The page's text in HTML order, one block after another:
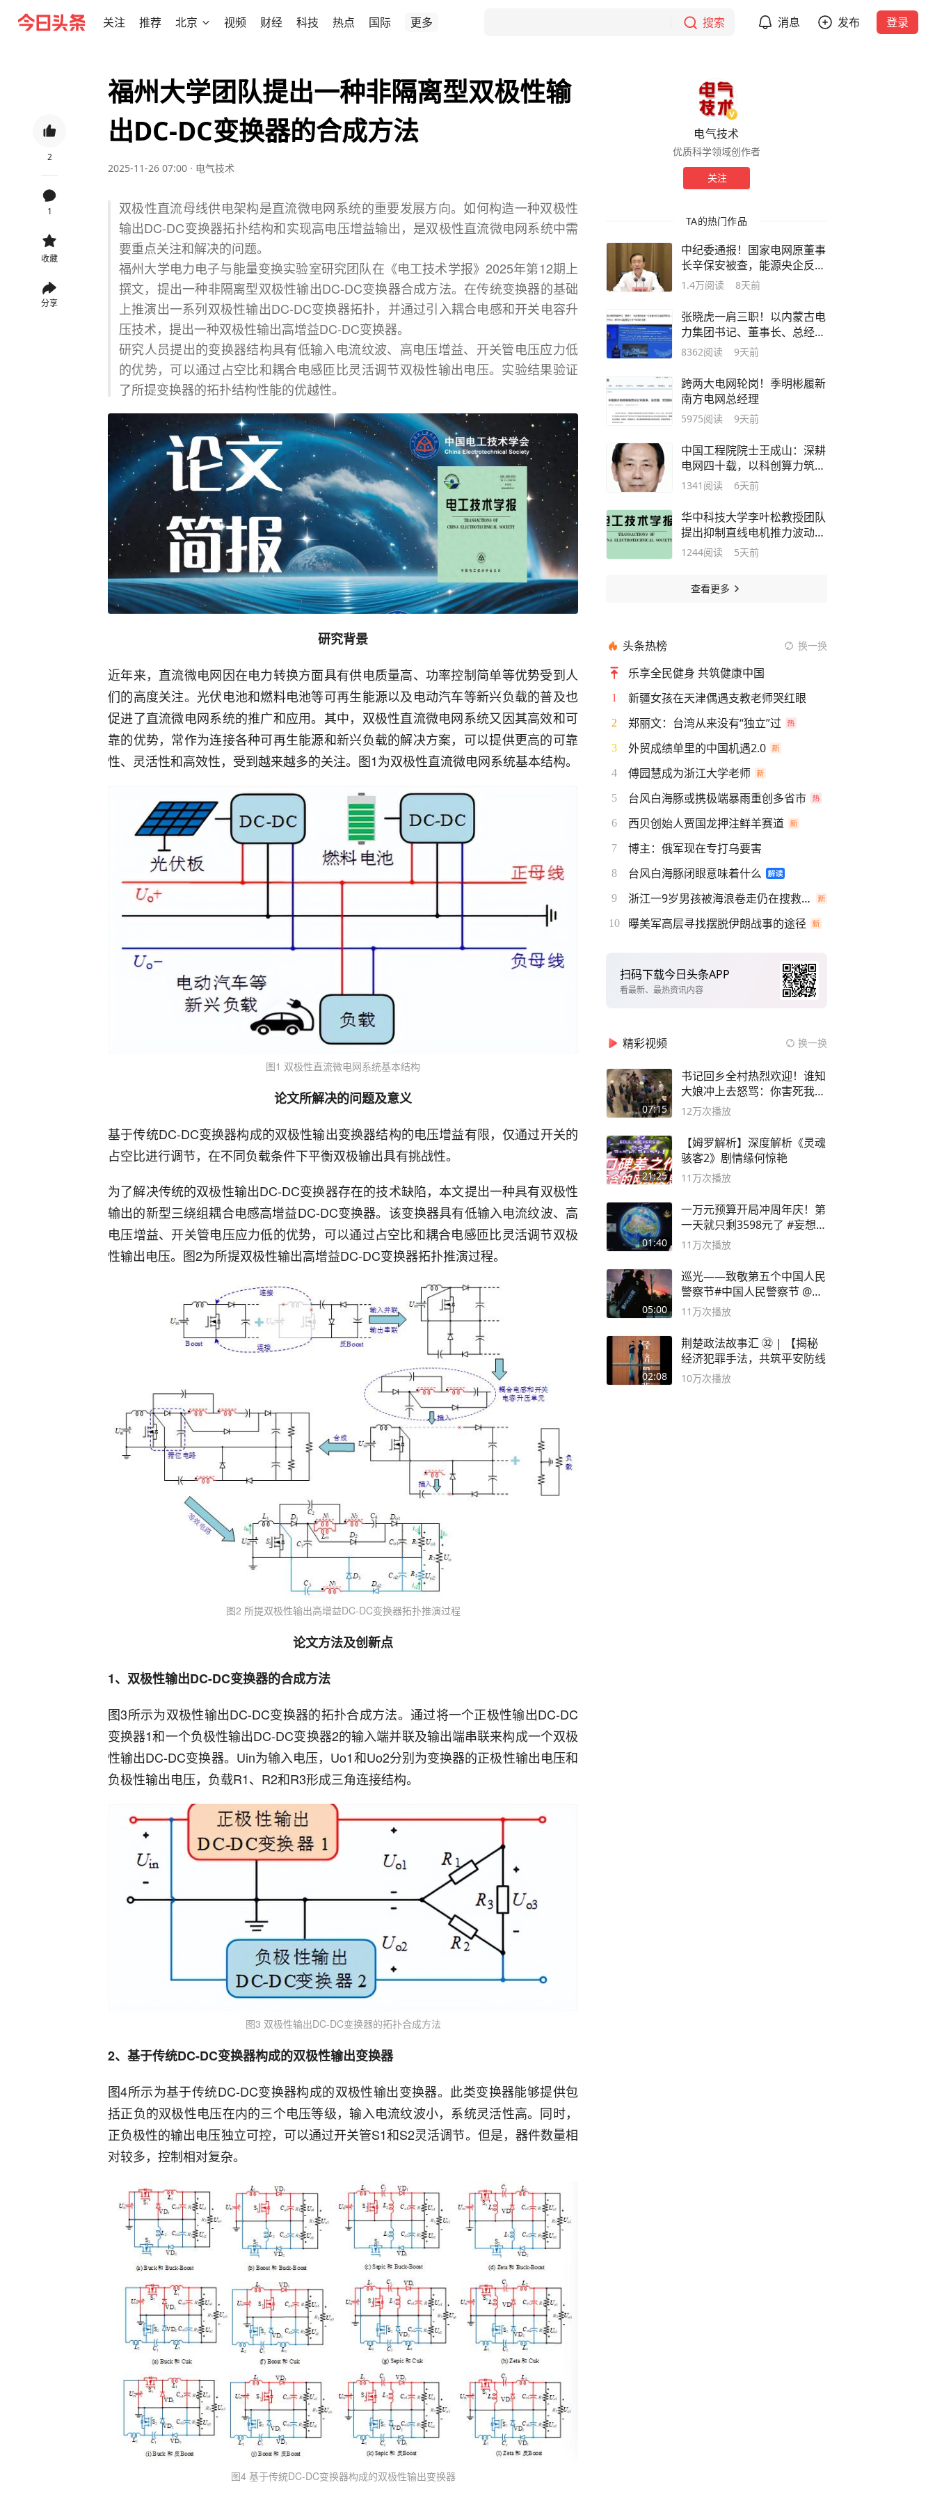
关注 推荐 北京 视频 财经 科技 热点 国际 更多 搜索 消息 发布 登录
2
1
收藏
分享
福州大学团队提出一种非隔离型双极性输
出DC-DC变换器的合成方法
2025-11-26 07:00 · 电气技术
双极性直流母线供电架构是直流微电网系统的重要发展方向。如何构造一种双极性
输出DC-DC变换器拓扑结构和实现高电压增益输出，是双极性直流微电网系统中需
要重点关注和解决的问题。
福州大学电力电子与能量变换实验室研究团队在《电工技术学报》2025年第12期上
撰文，提出一种非隔离型双极性输出DC-DC变换器合成方法。在传统变换器的基础
上推演出一系列双极性输出DC-DC变换器拓扑，并通过引入耦合电感和开关电容升
压技术，提出一种双极性输出高增益DC-DC变换器。
研究人员提出的变换器结构具有低输入电流纹波、高电压增益、开关管电压应力低
的优势，可以通过占空比和耦合电感匝比灵活调节双极性输出电压。实验结果验证
了所提变换器的拓扑结构性能的优越性。
研究背景
近年来，直流微电网因在电力转换方面具有供电质量高、功率控制简单等优势受到人
们的高度关注。光伏电池和燃料电池等可再生能源以及电动汽车等新兴负载的普及也
促进了直流微电网系统的推广和应用。其中，双极性直流微电网系统又因其高效和可
靠的优势，常作为连接各种可再生能源和新兴负载的解决方案，可以提供更高的可靠
性、灵活性和高效性，受到越来越多的关注。图1为双极性直流微电网系统基本结构。
图1 双极性直流微电网系统基本结构
论文所解决的问题及意义
基于传统DC-DC变换器构成的双极性输出变换器结构的电压增益有限，仅通过开关的
占空比进行调节，在不同负载条件下平衡双极输出具有挑战性。
为了解决传统的双极性输出DC-DC变换器存在的技术缺陷，本文提出一种具有双极性
输出的新型三绕组耦合电感高增益DC-DC变换器。该变换器具有低输入电流纹波、高
电压增益、开关管电压应力低的优势，可以通过占空比和耦合电感匝比灵活调节双极
性输出电压。图2为所提双极性输出高增益DC-DC变换器拓扑推演过程。
图2 所提双极性输出高增益DC-DC变换器拓扑推演过程
论文方法及创新点
1、双极性输出DC-DC变换器的合成方法
图3所示为双极性输出DC-DC变换器的拓扑合成方法。通过将一个正极性输出DC-DC
变换器1和一个负极性输出DC-DC变换器2的输入端并联及输出端串联来构成一个双极
性输出DC-DC变换器。Uin为输入电压，Uo1和Uo2分别为变换器的正极性输出电压和
负极性输出电压，负载R1、R2和R3形成三角连接结构。
图3 双极性输出DC-DC变换器的拓扑合成方法
2、基于传统DC-DC变换器构成的双极性输出变换器
图4所示为基于传统DC-DC变换器构成的双极性输出变换器。此类变换器能够提供包
括正负的双极性电压在内的三个电压等级，输入电流纹波小，系统灵活性高。同时，
正负极性的输出电压独立可控，可以通过开关管S1和S2灵活调节。但是，器件数量相
对较多，控制相对复杂。
图4 基于传统DC-DC变换器构成的双极性输出变换器
电气技术
优质科学领域创作者
关注
TA的热门作品
中纪委通报！国家电网原董事
长辛保安被查，能源央企反腐
直击顶层
1.4万阅读 8天前
张晓虎一肩三职！以内蒙古电
力集团书记、董事长、总经理
身份出访
8362阅读 9天前
跨两大电网轮岗！季明彬履新
南方电网总经理
5975阅读 9天前
中国工程院院士王成山：深耕
电网四十载，以科创算力筑牢
电力根基
1341 阅读 6天前
华中科技大学李叶松教授团队
提出抑制直线电机推力波动的
新方法
1244阅读 5天前
查看更多
头条热榜 换一换
乐享全民健身 共筑健康中国
1 新疆女孩在天津偶遇支教老师哭红眼
2 郑丽文：台湾从来没有“独立”过
3 外贸成绩单里的中国机遇2.0
4 傅园慧成为浙江大学老师
5 台风白海豚或携极端暴雨重创多省市
6 西贝创始人贾国龙押注鲜羊赛道
7 博主：俄军现在专打乌要害
8 台风白海豚闭眼意味着什么
9 浙江一9岁男孩被海浪卷走仍在搜救中
10 曝美军高层寻找摆脱伊朗战事的途径
扫码下载今日头条APP
看最新、最热资讯内容
精彩视频 换一换
07:15
书记回乡全村热烈欢迎！谁知
大娘冲上去怒骂：你害死我儿
子
12万次播放
21:25
【姆罗解析】深度解析《灵魂
骇客2》剧情缘何惊艳
11万次播放
01:40
一万元预算开局冲周年庆！第
一天就只剩3598元了 #妄想山
海
11万次播放
05:00
巡光——致敬第五个中国人民
警察节#中国人民警察节 @抖
音小助手
11万次播放
02:08
荆楚政法故事汇 ㉜ | 【揭秘
经济犯罪手法，共筑平安防线
10万次播放